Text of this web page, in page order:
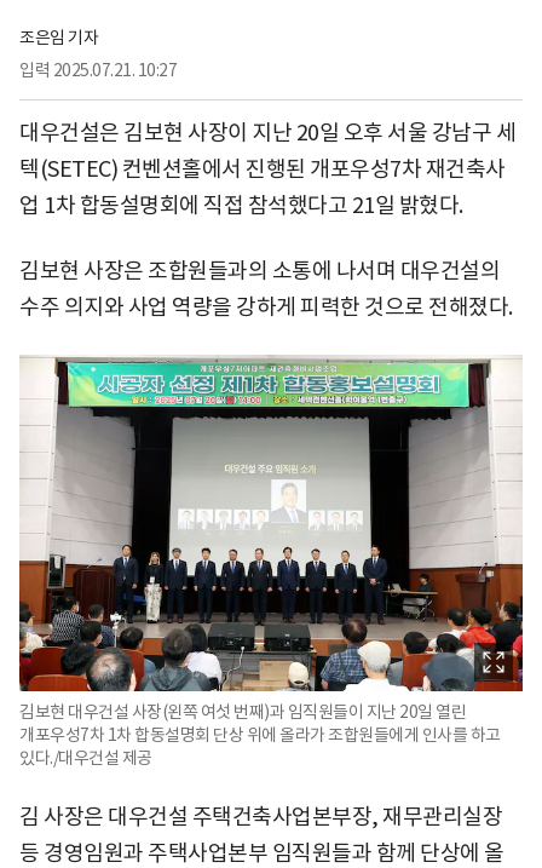
조은임 기자
입력 2025.07.21. 10:27
대우건설은 김보현 사장이 지난 20일 오후 서울 강남구 세
텍(SETEC) 컨벤션홀에서 진행된 개포우성7차 재건축사
업 1차 합동설명회에 직접 참석했다고 21일 밝혔다.
김보현 사장은 조합원들과의 소통에 나서며 대우건설의
수주 의지와 사업 역량을 강하게 피력한 것으로 전해졌다.
김보현 대우건설 사장(왼쪽 여섯 번째)과 임직원들이 지난 20일 열린
개포우성7차 1차 합동설명회 단상 위에 올라가 조합원들에게 인사를 하고
있다./대우건설 제공
김 사장은 대우건설 주택건축사업본부장, 재무관리실장
등 경영임원과 주택사업본부 임직원들과 함께 단상에 올